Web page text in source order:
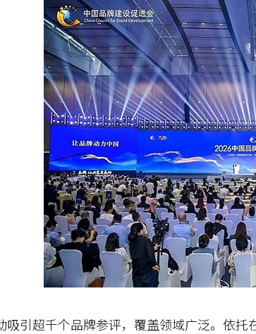
引超千个品牌参评，覆盖领域广泛。依托